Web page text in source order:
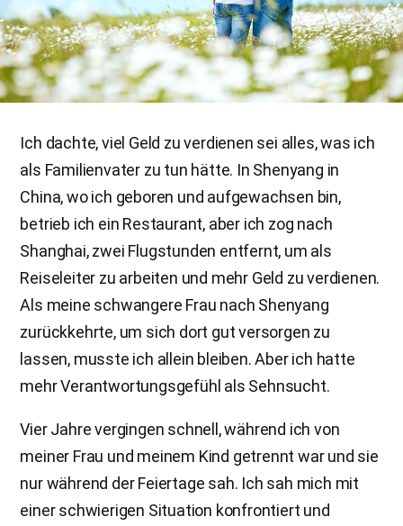
Ich dachte, viel Geld zu verdienen sei alles, was ich
als Familienvater zu tun hätte. In Shenyang in
China, wo ich geboren und aufgewachsen bin,
betrieb ich ein Restaurant, aber ich zog nach
Shanghai, zwei Flugstunden entfernt, um als
Reiseleiter zu arbeiten und mehr Geld zu verdienen.
Als meine schwangere Frau nach Shenyang
zurückkehrte, um sich dort gut versorgen zu
lassen, musste ich allein bleiben. Aber ich hatte
mehr Verantwortungsgefühl als Sehnsucht.
Vier Jahre vergingen schnell, während ich von
meiner Frau und meinem Kind getrennt war und sie
nur während der Feiertage sah. Ich sah mich mit
einer schwierigen Situation konfrontiert und